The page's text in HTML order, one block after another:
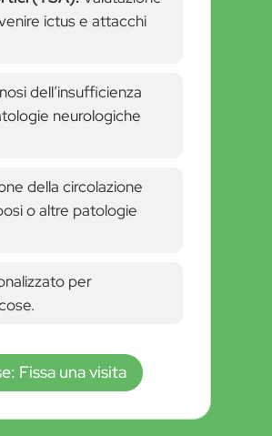
ictus e attacchi
dell’insufficienza
neurologiche
della circolazione
o altre patologie
per
Fissa una visita